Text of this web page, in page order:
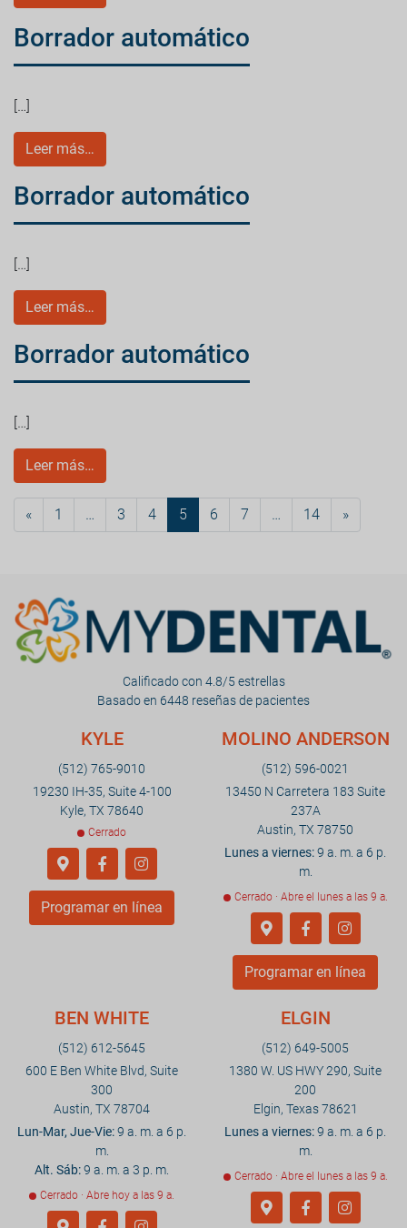
Borrador automático
[…]
Leer más…
Borrador automático
[…]
Leer más…
Borrador automático
[…]
Leer más…
« 1 … 3 4 5 6 7 … 14 »
Calificado con 4.8/5 estrellas
Basado en 6448 reseñas de pacientes
KYLE
(512) 765-9010
19230 IH-35, Suite 4-100
Kyle, TX 78640
Cerrado
Programar en línea
MOLINO ANDERSON
(512) 596-0021
13450 N Carretera 183 Suite
237A
Austin, TX 78750
Lunes a viernes:9 a. m. a 6 p.
m.
Cerrado · Abre el lunes a las 9 a.
Programar en línea
BEN WHITE
(512) 612-5645
600 E Ben White Blvd, Suite
300
Austin, TX 78704
Lun-Mar, Jue-Vie:9 a. m. a 6 p.
m.
Alt. Sáb:9 a. m. a 3 p. m.
Cerrado · Abre hoy a las 9 a.
ELGIN
(512) 649-5005
1380 W. US HWY 290, Suite
200
Elgin, Texas 78621
Lunes a viernes:9 a. m. a 6 p.
m.
Cerrado · Abre el lunes a las 9 a.